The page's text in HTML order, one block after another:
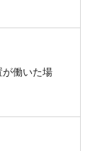
が働いた場